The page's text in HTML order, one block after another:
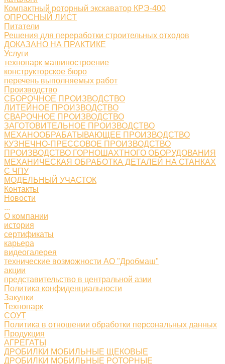
Компактный роторный экскаватор КРЭ-400
ОПРОСНЫЙ ЛИСТ
Питатели
Решения для переработки строительных отходов
ДОКАЗАНО НА ПРАКТИКЕ
Услуги
технопарк машиностроение
конструкторское бюро
перечень выполняемых работ
Производство
СБОРОЧНОЕ ПРОИЗВОДСТВО
ЛИТЕЙНОЕ ПРОИЗВОДСТВО
СВАРОЧНОЕ ПРОИЗВОДСТВО
ЗАГОТОВИТЕЛЬНОЕ ПРОИЗВОДСТВО
МЕХАНООБРАБАТЫВАЮЩЕЕ ПРОИЗВОДСТВО
КУЗНЕЧНО-ПРЕССОВОЕ ПРОИЗВОДСТВО
ПРОИЗВОДСТВО ГОРНОШАХТНОГО ОБОРУДОВАНИЯ
МЕХАНИЧЕСКАЯ ОБРАБОТКА ДЕТАЛЕЙ НА СТАНКАХ
С ЧПУ
МОДЕЛЬНЫЙ УЧАСТОК
Контакты
Новости
...
О компании
история
сертификаты
карьера
видеогалерея
технические возможности АО "Дробмаш"
акции
представительство в центральной азии
Политика конфиденциальности
Закупки
Технопарк
СОУТ
Политика в отношении обработки персональных данных
Продукция
АГРЕГАТЫ
ДРОБИЛКИ МОБИЛЬНЫЕ ЩЕКОВЫЕ
ДРОБИЛКИ МОБИЛЬНЫЕ РОТОРНЫЕ